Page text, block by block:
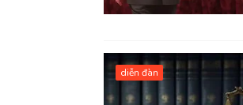
diễn đàn